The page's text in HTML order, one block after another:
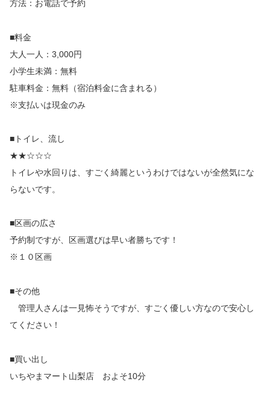
方法：お電話で予約​
■料金
大人一人：3,000円
小学生未満：無料
駐車料金：無料（宿泊料金に含まれる）
※支払いは現金のみ
■トイレ、流し
★★☆☆☆
​トイレや水回りは、すごく綺麗というわけではないが全然気にな
らないです。
■区画の広さ
予約制ですが、区画選びは早い者勝ちです！
※１０区画​
■その他
​ 管理人さんは一見怖そうですが、すごく優しい方なので安心し
てください！
■買い出し
いちやまマート山梨店 およそ10分